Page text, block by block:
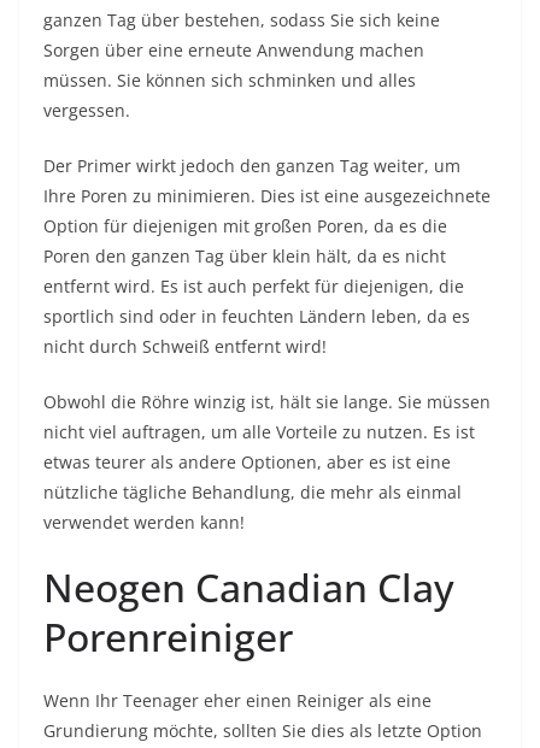
ganzen Tag über bestehen, sodass Sie sich keine
Sorgen über eine erneute Anwendung machen
müssen. Sie können sich schminken und alles
vergessen.
Der Primer wirkt jedoch den ganzen Tag weiter, um
Ihre Poren zu minimieren. Dies ist eine ausgezeichnete
Option für diejenigen mit großen Poren, da es die
Poren den ganzen Tag über klein hält, da es nicht
entfernt wird. Es ist auch perfekt für diejenigen, die
sportlich sind oder in feuchten Ländern leben, da es
nicht durch Schweiß entfernt wird!
Obwohl die Röhre winzig ist, hält sie lange. Sie müssen
nicht viel auftragen, um alle Vorteile zu nutzen. Es ist
etwas teurer als andere Optionen, aber es ist eine
nützliche tägliche Behandlung, die mehr als einmal
verwendet werden kann!
Neogen Canadian Clay
Porenreiniger
Wenn Ihr Teenager eher einen Reiniger als eine
Grundierung möchte, sollten Sie dies als letzte Option